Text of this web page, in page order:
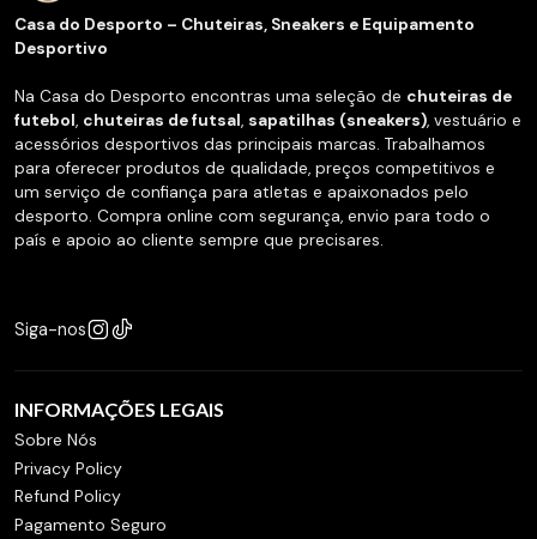
Casa do Desporto – Chuteiras, Sneakers e Equipamento
Desportivo
Na Casa do Desporto encontras uma seleção de chuteiras de
futebol, chuteiras de futsal, sapatilhas (sneakers), vestuário e
acessórios desportivos das principais marcas. Trabalhamos
para oferecer produtos de qualidade, preços competitivos e
um serviço de confiança para atletas e apaixonados pelo
desporto. Compra online com segurança, envio para todo o
país e apoio ao cliente sempre que precisares.
Siga-nos
INFORMAÇÕES LEGAIS
Sobre Nós
Privacy Policy
Refund Policy
Pagamento Seguro